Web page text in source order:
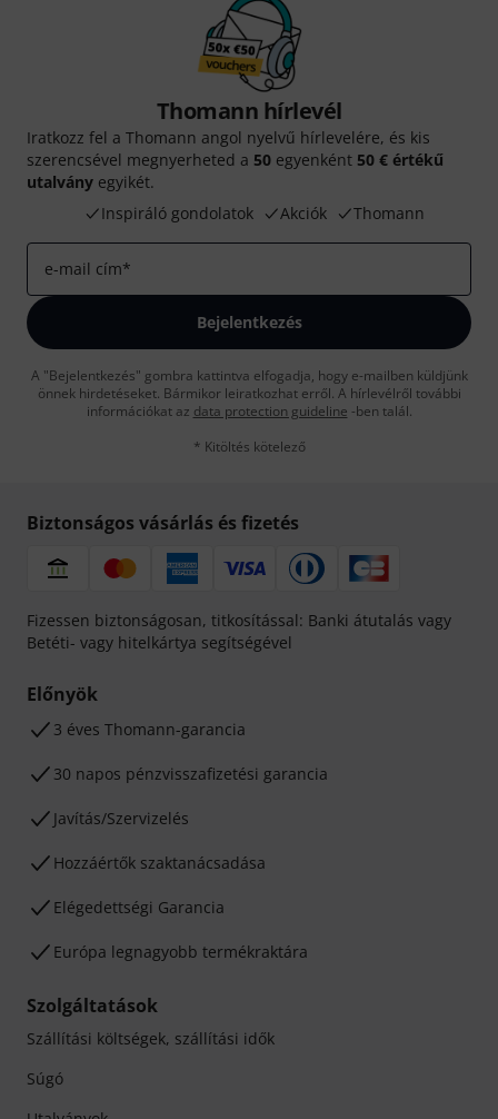
Thomann hírlevél
Iratkozz fel a Thomann angol nyelvű hírlevelére, és kis
szerencsével megnyerheted a 50 egyenként 50 € értékű
utalvány egyikét.
Inspiráló gondolatok
Akciók Thomann
e-mail cím*
Bejelentkezés
A "Bejelentkezés" gombra kattintva elfogadja, hogy e-mailben küldjünk
önnek hirdetéseket. Bármikor leiratkozhat erről. A hírlevélről további
információkat az data protection guideline -ben talál.
* Kitöltés kötelező
Biztonságos vásárlás és fizetés
Fizessen biztonságosan, titkosítással: Banki átutalás vagy
Betéti- vagy hitelkártya segítségével
Előnyök
3 éves Thomann-garancia
30 napos pénzvisszafizetési garancia
Javítás/Szervizelés
Hozzáértők szaktanácsadása
Elégedettségi Garancia
Európa legnagyobb termékraktára
Szolgáltatások
Szállítási költségek, szállítási idők
Súgó